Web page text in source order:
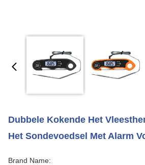
Dubbele Kokende Het
Het Sondevoedsel Met Alarm
Brand Name: